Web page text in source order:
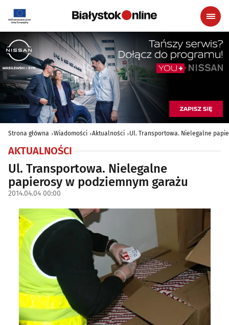
Strona główna Wiadomości Aktualności Ul. Transportowa. Nielegalne
AKTUALNOŚCI
Ul. Transportowa. Nielegalne
papierosy w podziemnym garażu
2014.04.04 00:00